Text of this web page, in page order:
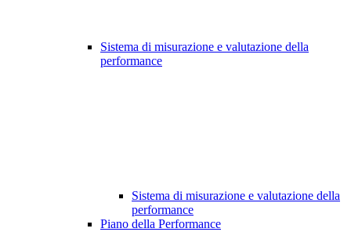
Sistema di misurazione e valutazione della
performance
Sistema di misurazione e valutazione della
performance
Piano della Performance